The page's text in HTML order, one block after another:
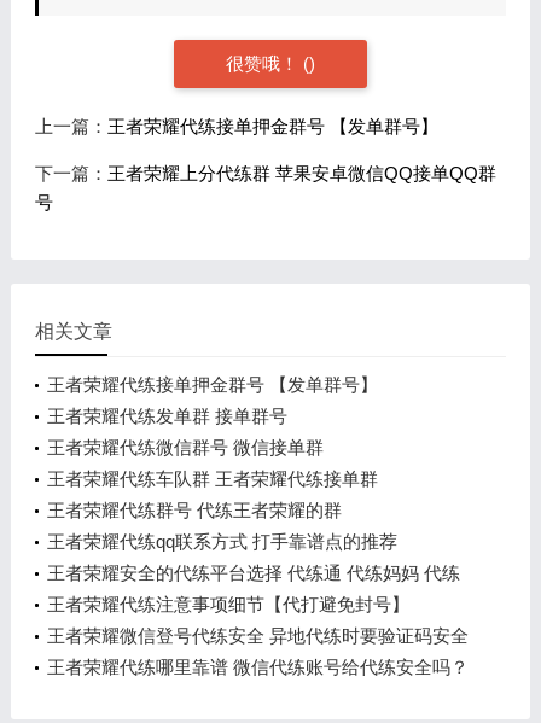
很赞哦！ ()
上一篇： 王者荣耀代练接单押金群号 【发单群号】
下一篇： 王者荣耀上分代练群 苹果安卓微信QQ接单QQ群
号
相关文章
王者荣耀代练接单押金群号 【发单群号】
王者荣耀代练发单群 接单群号
王者荣耀代练微信群号 微信接单群
王者荣耀代练车队群 王者荣耀代练接单群
王者荣耀代练群号 代练王者荣耀的群
王者荣耀代练qq联系方式 打手靠谱点的推荐
王者荣耀安全的代练平台选择 代练通 代练妈妈 代练
猫
王者荣耀代练注意事项细节【代打避免封号】
王者荣耀微信登号代练安全 异地代练时要验证码安全
吗
王者荣耀代练哪里靠谱 微信代练账号给代练安全吗？